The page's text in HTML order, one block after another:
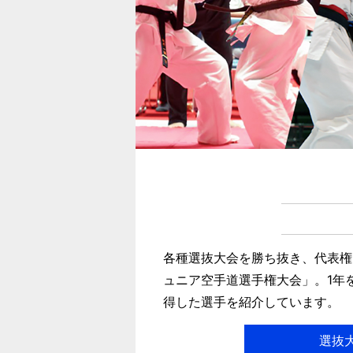
各種選抜大会を勝ち抜き、代表
ュニア空手道選手権大会」。1
得した選手を紹介しています。
選抜